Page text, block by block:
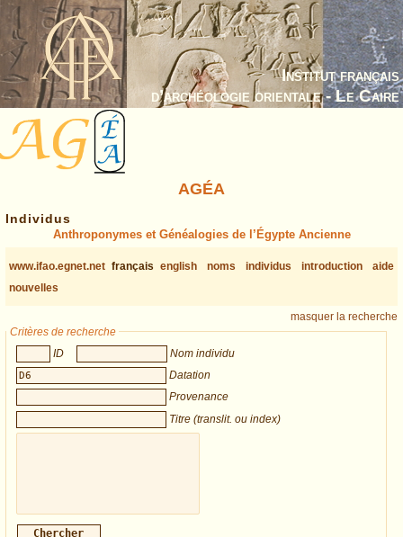
Institut français
d’archéologie orientale - Le Caire
AGÉA
Individus
Anthroponymes et Généalogies de l’Égypte Ancienne
www.ifao.egnet.net français english noms individus introduction
aide
nouvelles
masquer la recherche
Critères de recherche
ID
Nom individu
Datation
Provenance
Titre (translit. ou index)